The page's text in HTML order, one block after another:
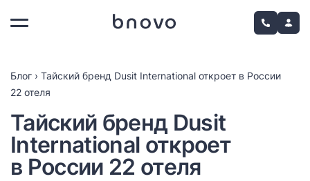
Блог › Тайский бренд Dusit International откроет в России
22 отеля
Тайский бренд Dusit
International откроет
в России 22 отеля